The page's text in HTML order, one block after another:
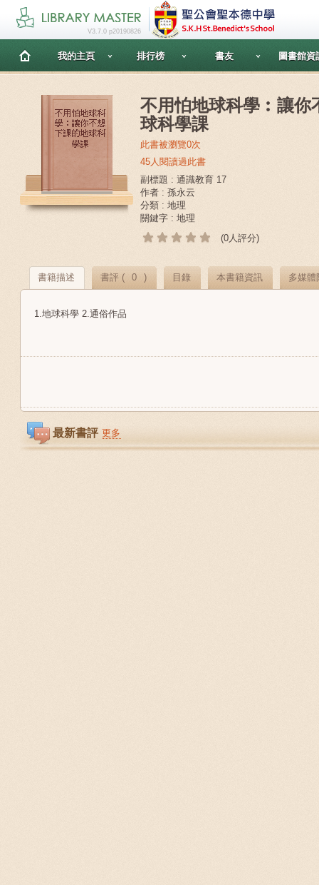
V3.7.0 p20190826
我的主頁 排行榜 書友 圖書館資
不用怕地球科學︰讓你
球科學課
此書被瀏覽0次
45人閱讀過此書
副標題 : 通識教育 17
作者 : 孫永云
分類 : 地理
關鍵字 : 地理
(0人評分)
書籍描述 書評 ( 0 ) 目錄 本書籍資訊 多媒體
1.地球科學 2.通俗作品
最新書評 更多